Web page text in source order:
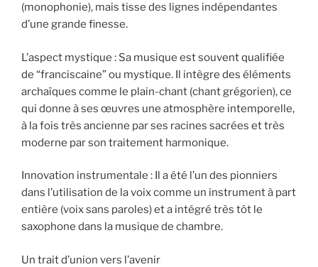
(monophonie), mais tisse des lignes indépendantes
d’une grande finesse.
L’aspect mystique : Sa musique est souvent qualifiée
de “franciscaine” ou mystique. Il intègre des éléments
archaïques comme le plain-chant (chant grégorien), ce
qui donne à ses œuvres une atmosphère intemporelle,
à la fois très ancienne par ses racines sacrées et très
moderne par son traitement harmonique.
Innovation instrumentale : Il a été l’un des pionniers
dans l’utilisation de la voix comme un instrument à part
entière (voix sans paroles) et a intégré très tôt le
saxophone dans la musique de chambre.
Un trait d’union vers l’avenir